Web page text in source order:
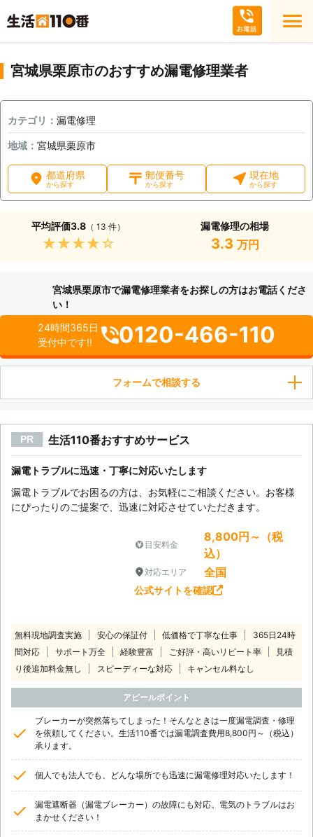
宮城県栗原市のおすすめ漏電修理業者
カテゴリ： 漏電修理
地域： 宮城県栗原市
都道府県
から探す
郵便番号
から探す
現在地
から探す
平均評価3.8 （ 13 件）
★★★★★
漏電修理の相場
3.3 万円
宮城県栗原市で漏電修理業者をお探しの方はお電話くださ
い！
24時間365日
受付中です!!
0120-466-110
フォームで相談する
PR 生活110番おすすめサービス
漏電トラブルに迅速・丁寧に対応いたします
漏電トラブルでお困るの方は、お気軽にご相談ください。お客様
にぴったりのご提案で、迅速に対応させていただきます。
目安料金
8,800円～（税
込）
対応エリア 全国
公式サイトを確認
無料現地調査実施 安心の保証付 低価格で丁寧な仕事
365日24時
間対応
サポート万全 経験豊富 ご好評・高いリピート率
見積
り後追加料金無し
スピーディーな対応 キャンセル料なし
アピールポイント
ブレーカーが突然落ちてしまった！そんなときは一度漏電調査・修理
を依頼してください。生活110番では漏電調査費用8,800円～（税込）
承ります。
個人でも法人でも、どんな場所でも迅速に漏電修理対応いたします！
漏電遮断器（漏電ブレーカー）の故障にも対応。電気のトラブルはお
まかせください！